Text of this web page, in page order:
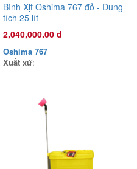
Bình Xịt Oshima 767 đỏ - Dung
tích 25 lít
2,040,000.00 đ
Oshima 767
Xuất xứ: